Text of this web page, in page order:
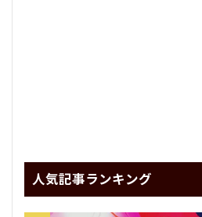
人気記事ランキング